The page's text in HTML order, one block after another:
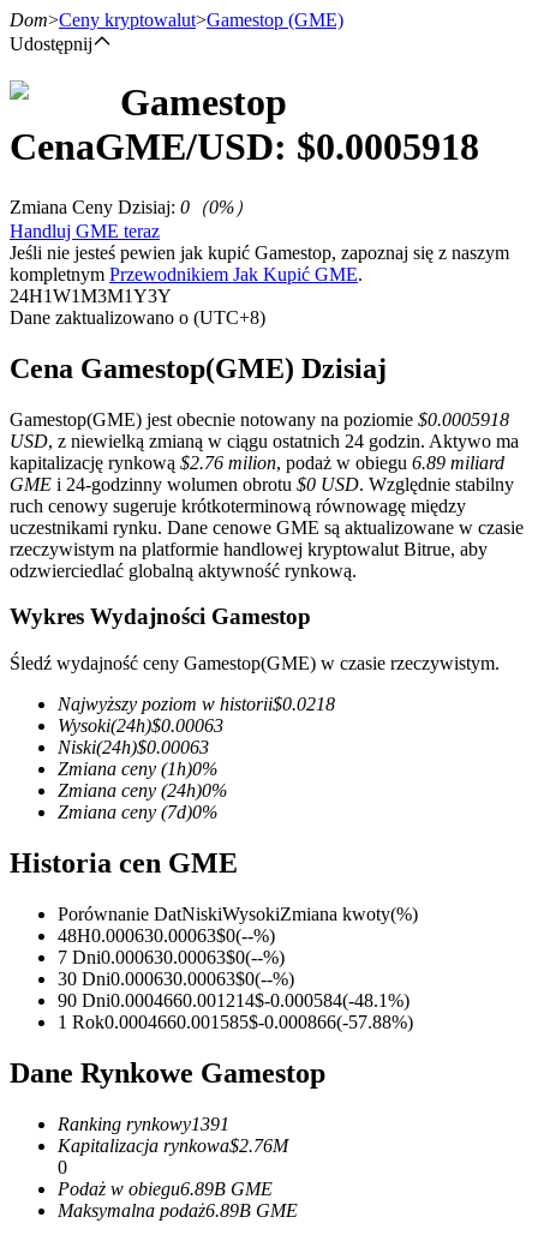
Kontrakty terminowe
Kontrakty terminowe na USDT
TradFi
Instrumenty pochodne na akcje, forex, metale szlachetne i
Kontrakty terminowe na USDC
Kontrakty futures wykorzystujące USDC jako zabezpieczenie
Dom>Ceny kryptowalut>Gamestop (GME)
Udostępnij
Gamestop
CenaGME/USD: $0.0005918
Zmiana Ceny Dzisiaj: 0 （0%）
Handluj GME teraz
Jeśli nie jesteś pewien jak kupić Gamestop, zapoznaj się z naszym
kompletnym Przewodnikiem Jak Kupić GME.
24H1W1M3M1Y3Y
Dane zaktualizowano o (UTC+8)
Cena Gamestop(GME) Dzisiaj
Gamestop(GME) jest obecnie notowany na poziomie $0.0005918
USD, z niewielką zmianą w ciągu ostatnich 24 godzin. Aktywo ma
kapitalizację rynkową $2.76 milion, podaż w obiegu 6.89 miliard
GME i 24-godzinny wolumen obrotu $0 USD. Względnie stabilny
ruch cenowy sugeruje krótkoterminową równowagę między
uczestnikami rynku. Dane cenowe GME są aktualizowane w czasie
rzeczywistym na platformie handlowej kryptowalut Bitrue, aby
odzwierciedlać globalną aktywność rynkową.
Wykres Wydajności Gamestop
Śledź wydajność ceny Gamestop(GME) w czasie rzeczywistym.
Najwyższy poziom w historii$0.0218
Wysoki(24h)$0.00063
Niski(24h)$0.00063
Zmiana ceny (1h)0%
Zmiana ceny (24h)0%
Zmiana ceny (7d)0%
Historia cen GME
Porównanie DatNiskiWysokiZmiana kwoty(%)
48H0.000630.00063$0(--%)
7 Dni0.000630.00063$0(--%)
30 Dni0.000630.00063$0(--%)
90 Dni0.0004660.001214$-0.000584(-48.1%)
1 Rok0.0004660.001585$-0.000866(-57.88%)
Dane Rynkowe Gamestop
Ranking rynkowy1391
Kapitalizacja rynkowa$2.76M
0
Podaż w obiegu6.89B GME
Maksymalna podaż6.89B GME